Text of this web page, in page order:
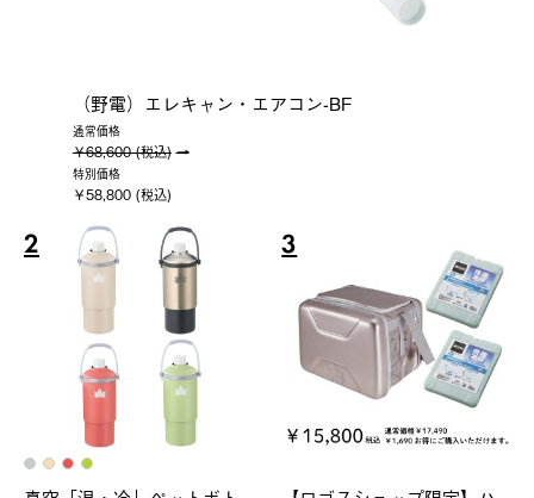
（野電）エレキャン・エアコン-BF
通常価格
￥68,600 (税込)
特別価格
￥58,800 (税込)
2 3